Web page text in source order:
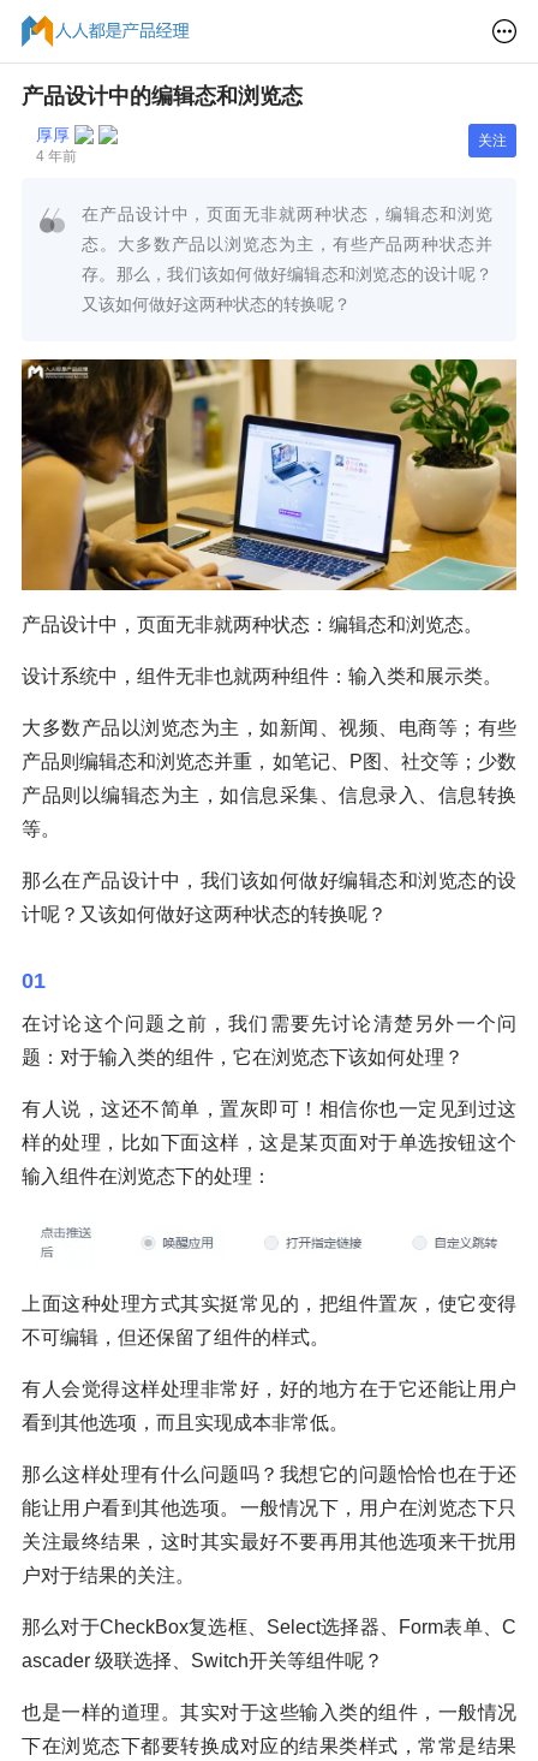
产品设计中的编辑态和浏览态
厚厚
4 年前
关注
在产品设计中，页面无非就两种状态，编辑态和浏览
态。大多数产品以浏览态为主，有些产品两种状态并
存。那么，我们该如何做好编辑态和浏览态的设计呢？
又该如何做好这两种状态的转换呢？
产品设计中，页面无非就两种状态：编辑态和浏览态。
设计系统中，组件无非也就两种组件：输入类和展示类。
大多数产品以浏览态为主，如新闻、视频、电商等；有些
产品则编辑态和浏览态并重，如笔记、P图、社交等；少数
产品则以编辑态为主，如信息采集、信息录入、信息转换
等。
那么在产品设计中，我们该如何做好编辑态和浏览态的设
计呢？又该如何做好这两种状态的转换呢？
01
在讨论这个问题之前，我们需要先讨论清楚另外一个问
题：对于输入类的组件，它在浏览态下该如何处理？
有人说，这还不简单，置灰即可！相信你也一定见到过这
样的处理，比如下面这样，这是某页面对于单选按钮这个
输入组件在浏览态下的处理：
上面这种处理方式其实挺常见的，把组件置灰，使它变得
不可编辑，但还保留了组件的样式。
有人会觉得这样处理非常好，好的地方在于它还能让用户
看到其他选项，而且实现成本非常低。
那么这样处理有什么问题吗？我想它的问题恰恰也在于还
能让用户看到其他选项。一般情况下，用户在浏览态下只
关注最终结果，这时其实最好不要再用其他选项来干扰用
户对于结果的关注。
那么对于CheckBox复选框、Select选择器、Form表单、C
ascader 级联选择、Switch开关等组件呢？
也是一样的道理。其实对于这些输入类的组件，一般情况
下在浏览态下都要转换成对应的结果类样式，常常是结果